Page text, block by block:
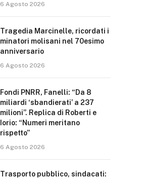
6 Agosto 2026
Tragedia Marcinelle, ricordati i
minatori molisani nel 70esimo
anniversario
6 Agosto 2026
Fondi PNRR, Fanelli: “Da 8
miliardi ‘sbandierati’ a 237
milioni”. Replica di Roberti e
Iorio: “Numeri meritano
rispetto”
6 Agosto 2026
Trasporto pubblico, sindacati: